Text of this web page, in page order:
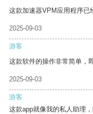
这款加速器VPM应用程序已
2025-09-03
游客
这款软件的操作非常简单，
2025-09-03
游客
这款app就像我的私人助理